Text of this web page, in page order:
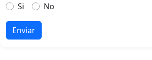
Si
No
Enviar